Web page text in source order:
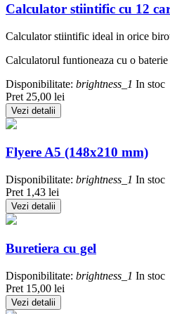
Calculator stiintific cu 12
Calculator stiintific ideal in orice
Calculatorul funtioneaza cu o
Disponibilitate: brightness_1 In stoc
Pret 25,00 lei
Vezi detalii
Flyere A5 (148x210 mm)
Disponibilitate: brightness_1 In stoc
Pret 1,43 lei
Vezi detalii
Buretiera cu gel
Disponibilitate: brightness_1 In stoc
Pret 15,00 lei
Vezi detalii